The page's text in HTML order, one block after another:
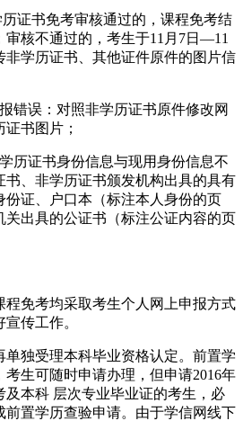
证书免考审核通过的，课程免考结
审核不通过的，考生于11月7日—11
非学历证书、其他证件原件的图片信
错误：对照非学历证书原件修改网
证书图片；
历证书身份信息与现用身份信息不
书、非学历证书颁发机构出具的具有
份证、户口本（标注本人身份的页
关出具的公证书（标注公证内容的页
程免考均采取考生个人网上申报方式
传工作。
单独受理本科毕业资格认定。前置学
考生可随时申请办理，但申请2016年
及本科 层次专业毕业证的考生，必
前置学历查验申请。由于学信网线下